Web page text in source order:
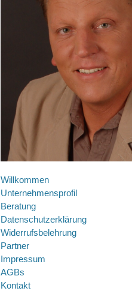
Willkommen
Unternehmensprofil
Beratung
Datenschutzerklärung
Widerrufsbelehrung
Partner
Impressum
AGBs
Kontakt